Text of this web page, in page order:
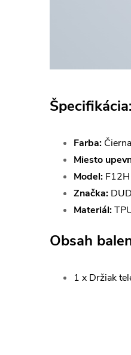
Špecifikácia:
Farba: Čierna
Miesto
Model: F12H
Značka:
Materiál:
Obsah
1 x Držiak